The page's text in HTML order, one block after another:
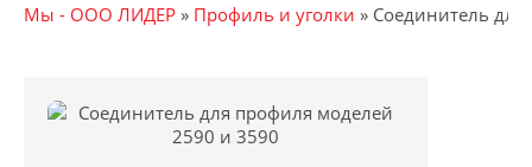
Мы - ООО ЛИДЕР » Профиль и уголки » Соединитель